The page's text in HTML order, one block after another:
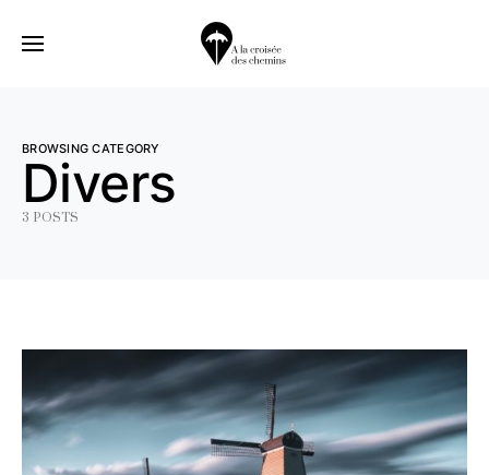
BROWSING CATEGORY
Divers
3 POSTS